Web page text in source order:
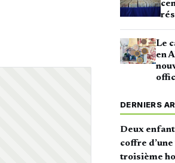
Le
en
DERNIERS
Deux
coffre
troisième